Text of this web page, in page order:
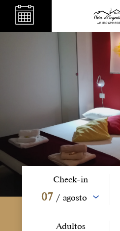
Check-in
07 / agosto
Adultos